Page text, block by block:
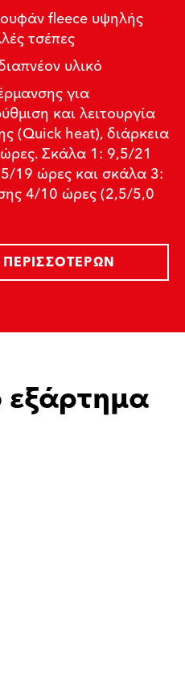
fleece υψηλής
τσέπες
υλικό
για
και λειτουργία
(Quick heat), διάρκεια
Σκάλα 1: 9,5/21
19 ώρες και σκάλα 3:
4/10 ώρες (2,5/5,0